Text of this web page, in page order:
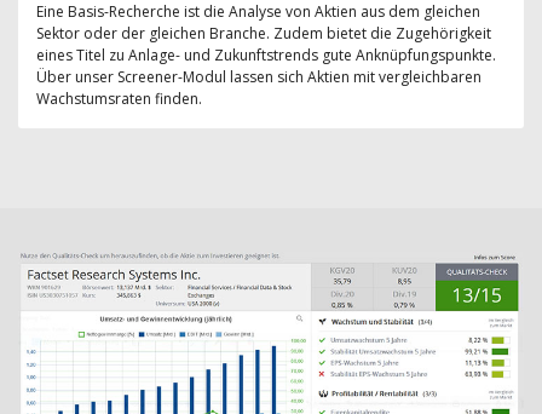
Eine Basis-Recherche ist die Analyse von Aktien aus dem gleichen
Sektor oder der gleichen Branche. Zudem bietet die Zugehörigkeit
eines Titel zu Anlage- und Zukunftstrends gute Anknüpfungspunkte.
Über unser Screener-Modul lassen sich Aktien mit vergleichbaren
Wachstumsraten finden.